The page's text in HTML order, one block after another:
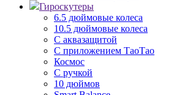
Гироскутеры
6.5 дюймовые колеса
10.5 дюймовые колеса
С аквазащитой
С приложением ТаоТао
Космос
С ручкой
10 дюймов